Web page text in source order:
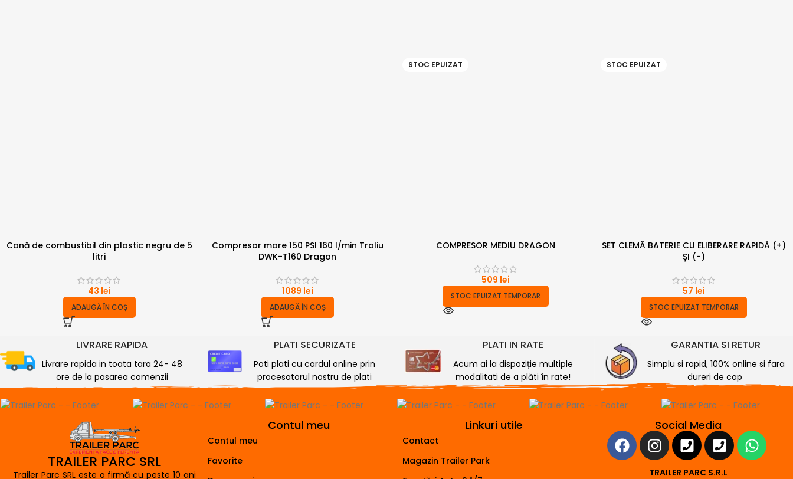
Cană de combustibil din plastic negru de 5
litri
43 lei
ADAUGĂ ÎN COȘ
Compresor mare 150 PSI 160 l/min Troliu
DWK-T160 Dragon
1089 lei
ADAUGĂ ÎN COȘ
STOC EPUIZAT
COMPRESOR MEDIU DRAGON
509 lei
STOC EPUIZAT TEMPORAR
STOC EPUIZAT
SET CLEMĂ BATERIE CU ELIBERARE RAPIDĂ (+)
ȘI (-)
57 lei
STOC EPUIZAT TEMPORAR
LIVRARE RAPIDA
Livrare rapida in toata tara 24- 48
ore de la pasarea comenzii
PLATI SECURIZATE
Poti plati cu cardul online prin
procesatorul nostru de plati
PLATI IN RATE
Acum ai la dispoziție multiple
modalitati de a plăti în rate!
GARANTIA SI RETUR
Simplu si rapid, 100% online si fara
dureri de cap
TRAILER PARC SRL
Trailer Parc SRL este o firmă cu peste 10 ani
Contul meu
Contul meu
Favorite
Linkuri utile
Contact
Magazin Trailer Park
Social Media
TRAILER PARC S.R.L